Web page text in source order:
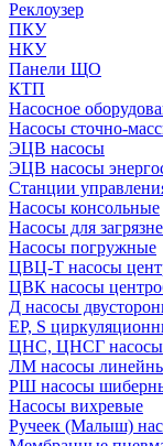
Реклоузер
ПКУ
НКУ
Панели ЩО
КТП
Насосное
Насосы сточно-
ЭЦВ насосы
ЭЦВ насосы
Станции
Насосы консольные
Насосы для
Насосы погружные
ЦВЦ-Т насосы
ЦВК насосы
Д насосы
EP, S
ЦНС, ЦНСГ насосы
ЛМ насосы
РШ насосы
Насосы вихревые
Ручеек (Малыш)